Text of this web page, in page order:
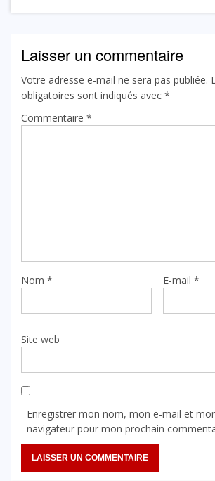
Laisser un commentaire
Votre adresse e-mail ne sera pas publiée.
obligatoires sont indiqués avec *
Commentaire *
Nom * E-mail *
Site web
Enregistrer mon nom, mon e-mail et
navigateur pour mon prochain